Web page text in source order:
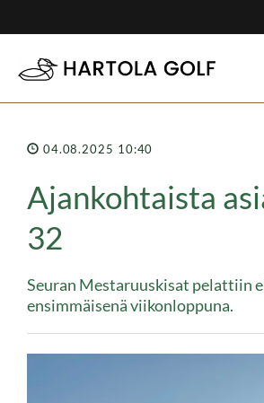
04.08.2025 10:40
Ajankohtaista
32
Seuran Mestaruuskisat pelattiin
ensimmäisenä viikonloppuna.